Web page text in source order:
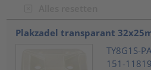
Plakzadel transparant
TY8G1S-
151-11819